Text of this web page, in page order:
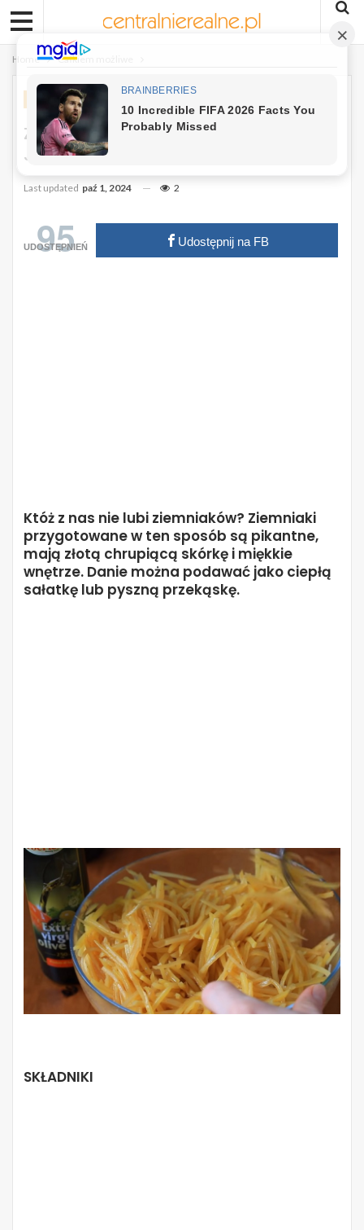
Home Całkiem możliwe
CAŁKIEM MOŻLIWE
Ziemniaki Po Chińsku – W Takiej Wersji
Jeszcze Ich Nie Jadłaś.
Last updated paź 1, 2024 2
95
UDOSTĘPNIEŃ Udostępnij na FB
Któż z nas nie lubi ziemniaków? Ziemniaki
przygotowane w ten sposób są pikantne,
mają złotą chrupiącą skórkę i miękkie
wnętrze. Danie można podawać jako ciepłą
sałatkę lub pyszną przekąskę.
SKŁADNIKI